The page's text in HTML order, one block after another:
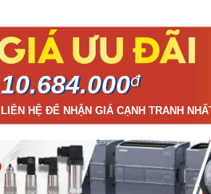
10.684.000đ
LIÊN HỆ ĐỂ NHẬN GIÁ CẠNH TRANH